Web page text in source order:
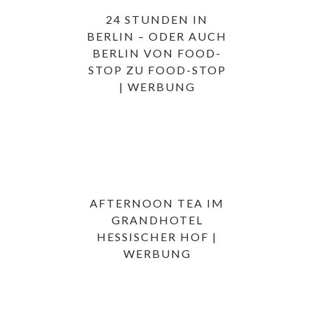
24 STUNDEN IN
BERLIN – ODER AUCH
BERLIN VON FOOD-
STOP ZU FOOD-STOP
| WERBUNG
AFTERNOON TEA IM
GRANDHOTEL
HESSISCHER HOF |
WERBUNG